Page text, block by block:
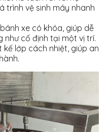
trình vệ sinh máy nhanh
xe có khóa, giúp dễ
như cố định tại một vị trí.
lớp cách nhiệt, giúp an